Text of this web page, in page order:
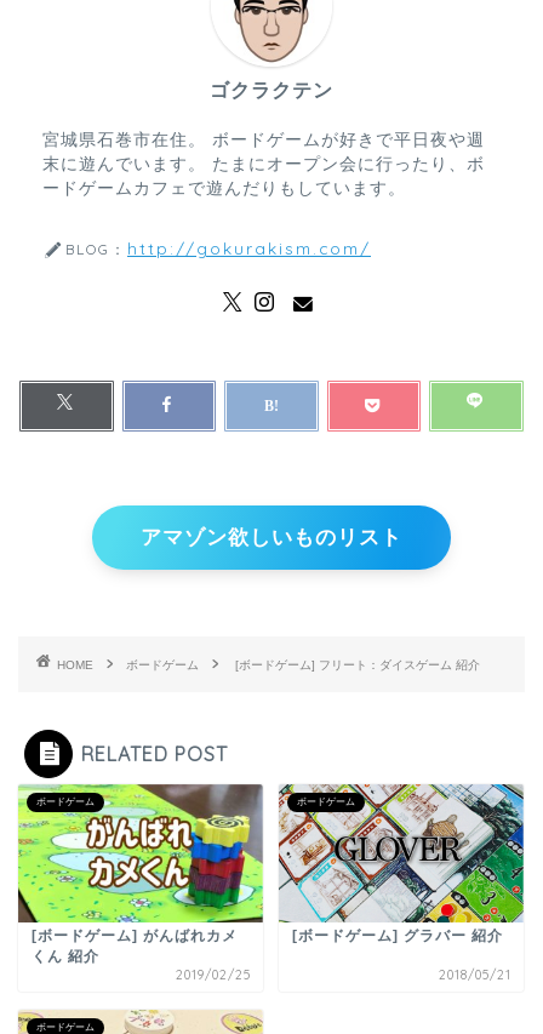
ゴクラクテン
宮城県石巻市在住。 ボードゲームが好きで平日夜や週
末に遊んでいます。 たまにオープン会に行ったり、ボ
ードゲームカフェで遊んだりもしています。
BLOG： http://gokurakism.com/
アマゾン欲しいものリスト
HOME ボードゲーム [ボードゲーム] フリート：ダイスゲーム 紹介
RELATED POST
ボードゲーム
[ボードゲーム] がんばれカメ
くん 紹介
2019/02/25
ボードゲーム
[ボードゲーム] グラバー 紹介
2018/05/21
ボードゲーム